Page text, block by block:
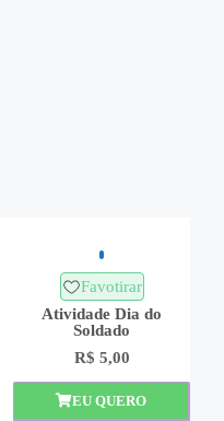
Favotirar
Atividade Dia do
Soldado
R$ 5,00
EU QUERO